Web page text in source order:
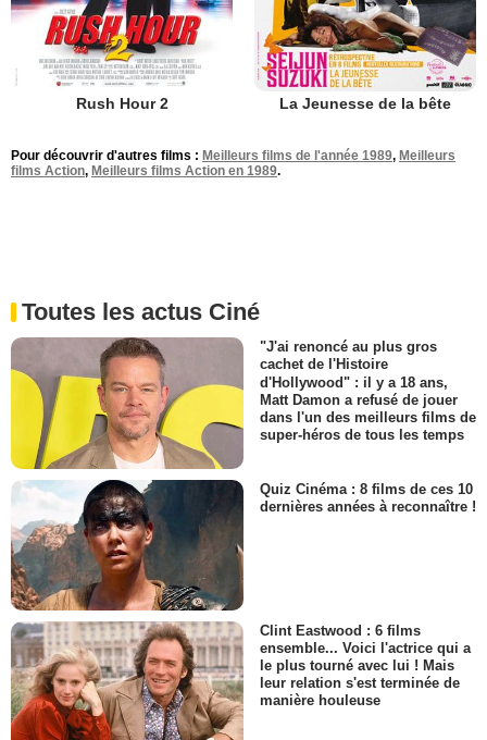
Rush Hour 2 La Jeunesse de la bête
Pour découvrir d'autres films : Meilleurs films de l'année 1989, Meilleurs
films Action, Meilleurs films Action en 1989.
Toutes les actus Ciné
"J'ai renoncé au plus gros
cachet de l'Histoire
d'Hollywood" : il y a 18 ans,
Matt Damon a refusé de jouer
dans l'un des meilleurs films de
super-héros de tous les temps
Quiz Cinéma : 8 films de ces 10
dernières années à reconnaître !
Clint Eastwood : 6 films
ensemble... Voici l'actrice qui a
le plus tourné avec lui ! Mais
leur relation s'est terminée de
manière houleuse